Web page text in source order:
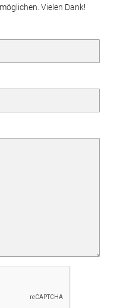
Vielen Dank!